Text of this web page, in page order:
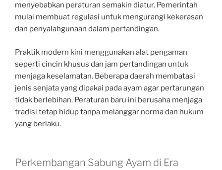
menyebabkan peraturan semakin diatur. Pemerintah
mulai membuat regulasi untuk mengurangi kekerasan
dan penyalahgunaan dalam pertandingan.
Praktik modern kini menggunakan alat pengaman
seperti cincin khusus dan jam pertandingan untuk
menjaga keselamatan. Beberapa daerah membatasi
jenis senjata yang dipakai pada ayam agar pertarungan
tidak berlebihan. Peraturan baru ini berusaha menjaga
tradisi tetap hidup tanpa melanggar norma dan hukum
yang berlaku.
Perkembangan Sabung Ayam di Era